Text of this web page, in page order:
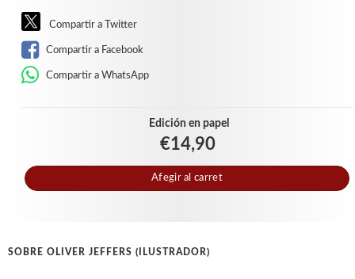
Compartir a Twitter
Compartir a Facebook
Compartir a WhatsApp
Edición en papel
€14,90
Afegir al carret
SOBRE OLIVER JEFFERS (ILUSTRADOR)